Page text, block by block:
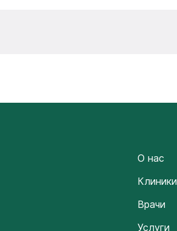
О нас
Клиники
Врачи
Услуги